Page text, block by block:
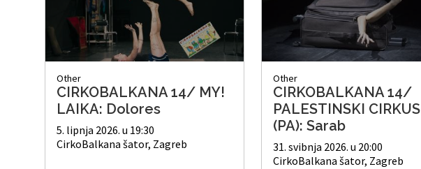
Other
CIRKOBALKANA 14/ MY!
LAIKA: Dolores
5. lipnja 2026. u 19:30
CirkoBalkana šator, Zagreb
Other
CIRKOBALKANA 14/
PALESTINSKI CIRKUS
(PA): Sarab
31. svibnja 2026. u 20:00
CirkoBalkana šator, Zagreb